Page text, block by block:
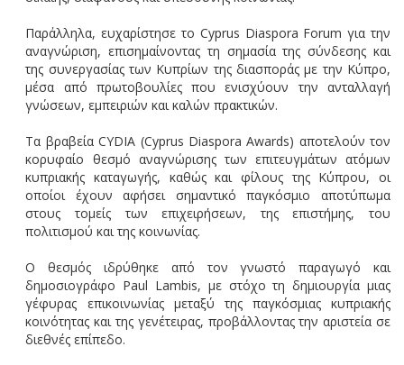
Παράλληλα, ευχαρίστησε το Cyprus Diaspora Forum για την
αναγνώριση, επισημαίνοντας τη σημασία της σύνδεσης και
της συνεργασίας των Κυπρίων της διασποράς με την Κύπρο,
μέσα από πρωτοβουλίες που ενισχύουν την ανταλλαγή
γνώσεων, εμπειριών και καλών πρακτικών.
Τα βραβεία CYDIA (Cyprus Diaspora Awards) αποτελούν τον
κορυφαίο θεσμό αναγνώρισης των επιτευγμάτων ατόμων
κυπριακής καταγωγής, καθώς και φίλους της Κύπρου, οι
οποίοι έχουν αφήσει σημαντικό παγκόσμιο αποτύπωμα
στους τομείς των επιχειρήσεων, της επιστήμης, του
πολιτισμού και της κοινωνίας.
Ο θεσμός ιδρύθηκε από τον γνωστό παραγωγό και
δημοσιογράφο Paul Lambis, με στόχο τη δημιουργία μιας
γέφυρας επικοινωνίας μεταξύ της παγκόσμιας κυπριακής
κοινότητας και της γενέτειρας, προβάλλοντας την αριστεία σε
διεθνές επίπεδο.